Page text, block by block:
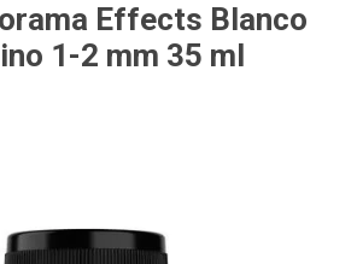
Effects Blanco
1-2 mm 35 ml